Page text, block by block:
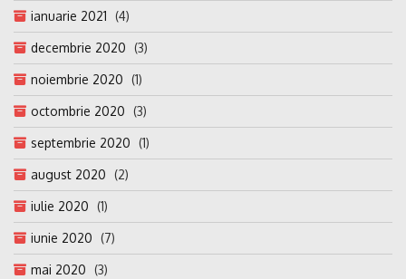
ianuarie 2021 (4)
decembrie 2020 (3)
noiembrie 2020 (1)
octombrie 2020 (3)
septembrie 2020 (1)
august 2020 (2)
iulie 2020 (1)
iunie 2020 (7)
mai 2020 (3)